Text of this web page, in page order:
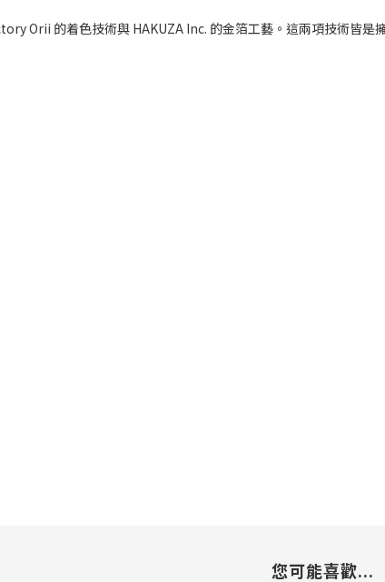
Orii 的着色技術與 HAKUZA Inc. 的金箔工藝。這兩項技術皆
您可能喜歡...